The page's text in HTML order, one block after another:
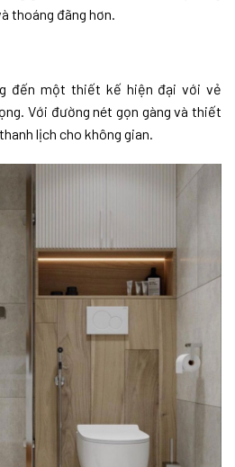
thoáng đãng hơn.
đến một thiết kế hiện đại với vẻ
Với đường nét gọn gàng và thiết
lịch cho không gian.